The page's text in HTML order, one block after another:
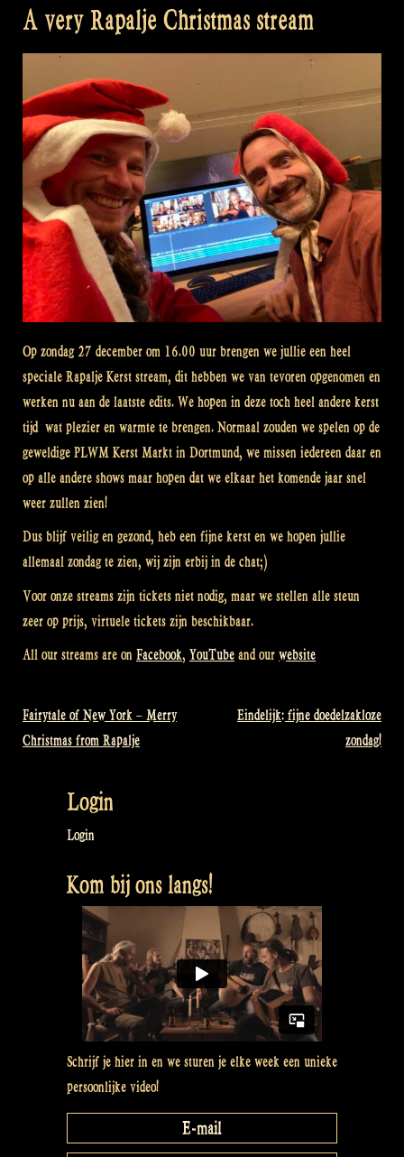
A very Rapalje Christmas stream
Op zondag 27 december om 16.00 uur brengen we jullie een heel
speciale Rapalje Kerst stream, dit hebben we van tevoren opgenomen en
werken nu aan de laatste edits. We hopen in deze toch heel andere kerst
tijd wat plezier en warmte te brengen. Normaal zouden we spelen op de
geweldige PLWM Kerst Markt in Dortmund, we missen iedereen daar en
op alle andere shows maar hopen dat we elkaar het komende jaar snel
weer zullen zien!
Dus blijf veilig en gezond, heb een fijne kerst en we hopen jullie
allemaal zondag te zien, wij zijn erbij in de chat;)
Voor onze streams zijn tickets niet nodig, maar we stellen alle steun
zeer op prijs, virtuele tickets zijn beschikbaar.
All our streams are on Facebook, YouTube and our website
Bericht
Fairytale of New York – Merry
Christmas from Rapalje
Eindelijk: fijne doedelzakloze
zondag!
Login
Login
Kom bij ons langs!
Schrijf je hier in en we sturen je elke week een unieke
persoonlijke video!